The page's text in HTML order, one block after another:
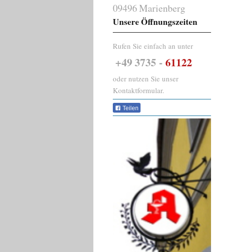
09496Marienberg
Unsere Öffnungszeiten
Rufen Sie einfach an unter
+493735 -61122
oder nutzen Sie unser
Kontaktformular.
Teilen